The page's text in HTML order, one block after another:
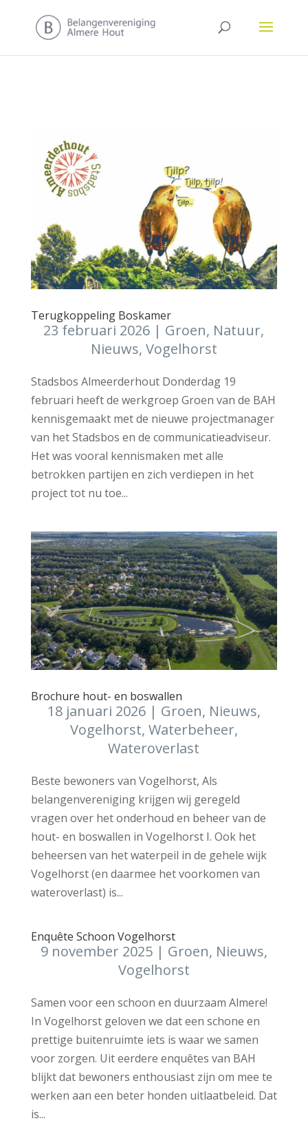
Terugkoppeling Boskamer
23 februari 2026 | Groen, Natuur,
Nieuws, Vogelhorst
Stadsbos Almeerderhout Donderdag 19
februari heeft de werkgroep Groen van de BAH
kennisgemaakt met de nieuwe projectmanager
van het Stadsbos en de communicatieadviseur.
Het was vooral kennismaken met alle
betrokken partijen en zich verdiepen in het
project tot nu toe...
Brochure hout- en boswallen
18 januari 2026| Groen, Nieuws,
Vogelhorst, Waterbeheer,
Wateroverlast
Beste bewoners van Vogelhorst, Als
belangenvereniging krijgen wij geregeld
vragen over het onderhoud en beheer van de
hout- en boswallen in Vogelhorst I. Ook het
beheersen van het waterpeil in de gehele wijk
Vogelhorst (en daarmee het voorkomen van
wateroverlast) is...
Enquête Schoon Vogelhorst
9 november 2025| Groen, Nieuws,
Vogelhorst
Samen voor een schoon en duurzaam Almere!
In Vogelhorst geloven we dat een schone en
prettige buitenruimte iets is waar we samen
voor zorgen. Uit eerdere enquêtes van BAH
blijkt dat bewoners enthousiast zijn om mee te
werken aan een beter honden uitlaatbeleid. Dat
is...